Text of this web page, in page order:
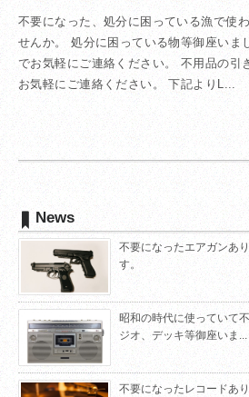
不要になった、処分に困っている漁で使
せんか。 処分に困っている物等御座いま
でお気軽にご連絡ください。 不用品の引
お気軽にご連絡ください。 下記よりL...
News
不要になったエアガンあ
す。
昭和の時代に使っていて
ジオ、デッキ等御座いま...
不要になったレコードあ